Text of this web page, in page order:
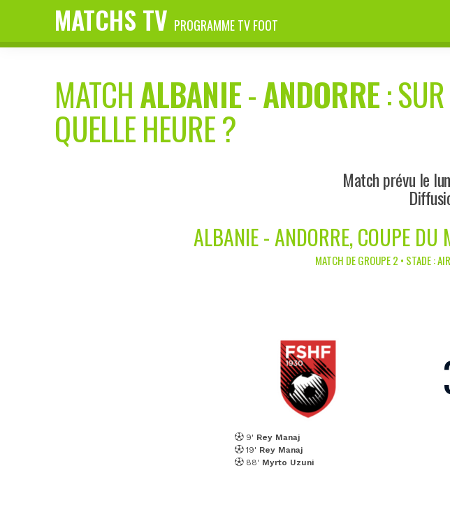
MATCHS TV PROGRAMME TV FOOT
MATCHALBANIE-ANDORRE: SUR
QUELLE HEURE ?
Match prévu le
ALBANIE - ANDORRE, COUPE
MATCH DE GROUPE 2 • STADE :
9' Rey Manaj
19' Rey Manaj
88' Myrto Uzuni